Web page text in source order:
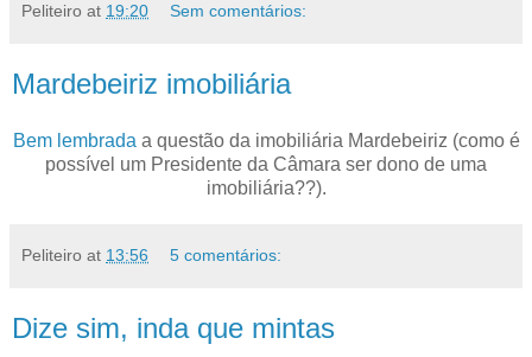
Peliteiro at 19:20 Sem comentários:
Mardebeiriz imobiliária
Bem lembrada a questão da imobiliária Mardebeiriz (como é
possível um Presidente da Câmara ser dono de uma
imobiliária??).
Peliteiro at 13:56 5 comentários:
Dize sim, inda que mintas